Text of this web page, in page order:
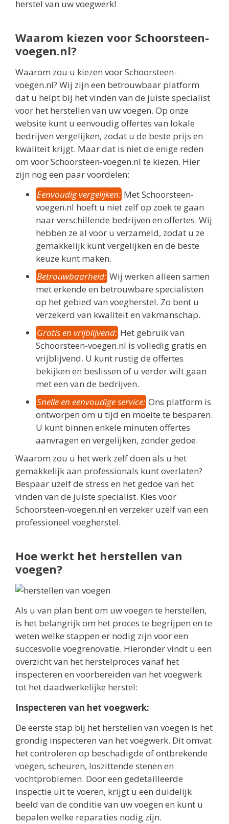
herstel van uw voegwerk!
Waarom kiezen voor Schoorsteen-
voegen.nl?
Waarom zou u kiezen voor Schoorsteen-
voegen.nl? Wij zijn een betrouwbaar platform
dat u helpt bij het vinden van de juiste specialist
voor het herstellen van uw voegen. Op onze
website kunt u eenvoudig offertes van lokale
bedrijven vergelijken, zodat u de beste prijs en
kwaliteit krijgt. Maar dat is niet de enige reden
om voor Schoorsteen-voegen.nl te kiezen. Hier
zijn nog een paar voordelen:
Eenvoudig vergelijken: Met Schoorsteen-
voegen.nl hoeft u niet zelf op zoek te gaan
naar verschillende bedrijven en offertes. Wij
hebben ze al voor u verzameld, zodat u ze
gemakkelijk kunt vergelijken en de beste
keuze kunt maken.
Betrouwbaarheid: Wij werken alleen samen
met erkende en betrouwbare specialisten
op het gebied van voegherstel. Zo bent u
verzekerd van kwaliteit en vakmanschap.
Gratis en vrijblijvend: Het gebruik van
Schoorsteen-voegen.nl is volledig gratis en
vrijblijvend. U kunt rustig de offertes
bekijken en beslissen of u verder wilt gaan
met een van de bedrijven.
Snelle en eenvoudige service: Ons platform is
ontworpen om u tijd en moeite te besparen.
U kunt binnen enkele minuten offertes
aanvragen en vergelijken, zonder gedoe.
Waarom zou u het werk zelf doen als u het
gemakkelijk aan professionals kunt overlaten?
Bespaar uzelf de stress en het gedoe van het
vinden van de juiste specialist. Kies voor
Schoorsteen-voegen.nl en verzeker uzelf van een
professioneel voegherstel.
Hoe werkt het herstellen van
voegen?
Als u van plan bent om uw voegen te herstellen,
is het belangrijk om het proces te begrijpen en te
weten welke stappen er nodig zijn voor een
succesvolle voegrenovatie. Hieronder vindt u een
overzicht van het herstelproces vanaf het
inspecteren en voorbereiden van het voegwerk
tot het daadwerkelijke herstel:
Inspecteren van het voegwerk:
De eerste stap bij het herstellen van voegen is het
grondig inspecteren van het voegwerk. Dit omvat
het controleren op beschadigde of ontbrekende
voegen, scheuren, loszittende stenen en
vochtproblemen. Door een gedetailleerde
inspectie uit te voeren, krijgt u een duidelijk
beeld van de conditie van uw voegen en kunt u
bepalen welke reparaties nodig zijn.